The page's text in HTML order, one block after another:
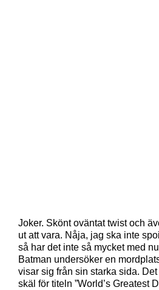
Joker. Skönt oväntat twist och
ut att vara. Nåja, jag ska inte
så har det inte så mycket med
Batman undersöker en
visar sig från sin starka sida.
skäl för titeln ”World’s Greatest